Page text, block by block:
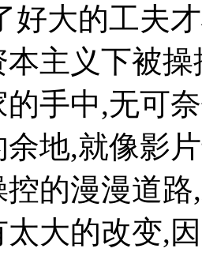
好大的工夫
主义下被
手中,无可
地,就像影
的漫漫道
大的改变,